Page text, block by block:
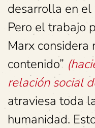
desarrolla en
Pero el trabajo
Marx considera
contenido”
relación social
atraviesa toda
humanidad.